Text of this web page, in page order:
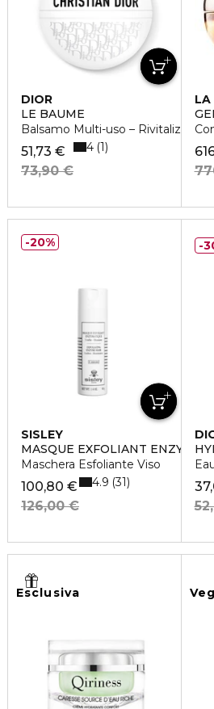
DIOR
LE BAUME
Balsamo Multi-uso – Rivitalizzante
51,73 €
73,90 €
4 1
LA
SISLEY
MASQUE EXFOLIANT
Maschera Esfoliante Viso
100,80 €
126,00 €
4.9 31
20%
Esclusiva